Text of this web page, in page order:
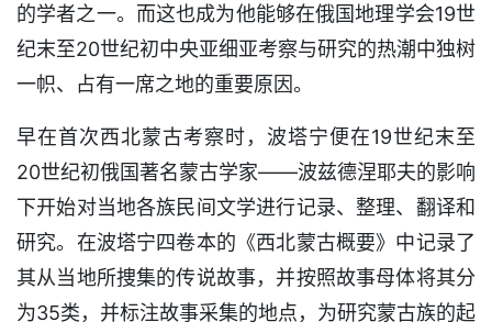
的学者之一。而这也成为他能够在俄国地理学会19世
纪末至20世纪初中央亚细亚考察与研究的热潮中独树
一帜、占有一席之地的重要原因。
早在首次西北蒙古考察时，波塔宁便在19世纪末至
20世纪初俄国著名蒙古学家——波兹德涅耶夫的影响
下开始对当地各族民间文学进行记录、整理、翻译和
研究。在波塔宁四卷本的《西北蒙古概要》中记录了
其从当地所捜集的传说故事，并按照故事母体将其分
为35类，并标注故事采集的地点，为研究蒙古族的起